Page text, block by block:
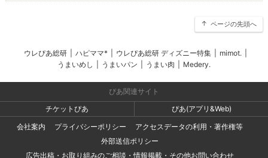
ページの先頭へ
ウレぴあ総研 ハピママ* ウレぴあ総研 ディズニー特集 mimot.
うまいめし
うまいパン うまい肉 Medery.
ぴあ関連サイト
チケットぴあ
ぴあ(アプリ&Web)
会社案内
プライバシーポリシー
アクセスデータの利用・著作権等
外部送信ポリシー
広告出稿・お取り組みのご相談・情報掲載・その他お問い合わせ